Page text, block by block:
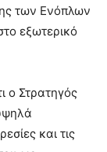
των Ενόπλων
εξωτερικό
ο Στρατηγός
και τις